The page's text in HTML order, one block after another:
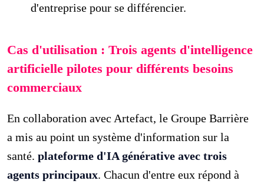
d'entreprise pour se différencier.
Cas d'utilisation : Trois agents d'intelligence
artificielle pilotes pour différents besoins
commerciaux
En collaboration avec Artefact, le Groupe Barrière
a mis au point un système d'information sur la
santé.plateforme d'IA générative avec trois
agents principaux. Chacun d'entre eux répond à